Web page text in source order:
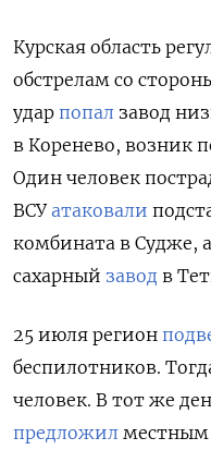
Курская область
обстрелам со
удар попал завод
в Коренево, возник
Один человек
ВСУатаковали
комбината в Судже,
сахарный завод в
25 июля регион
беспилотников.
человек. В тот же
предложил местным